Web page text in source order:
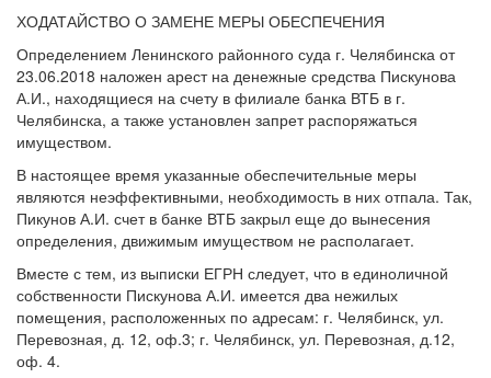
ХОДАТАЙСТВО О ЗАМЕНЕ МЕРЫ ОБЕСПЕЧЕНИЯ
Определением Ленинского районного суда г. Челябинска от
23.06.2018 наложен арест на денежные средства Пискунова
А.И., находящиеся на счету в филиале банка ВТБ в г.
Челябинска, а также установлен запрет распоряжаться
имуществом.
В настоящее время указанные обеспечительные меры
являются неэффективными, необходимость в них отпала. Так,
Пикунов А.И. счет в банке ВТБ закрыл еще до вынесения
определения, движимым имуществом не располагает.
Вместе с тем, из выписки ЕГРН следует, что в единоличной
собственности Пискунова А.И. имеется два нежилых
помещения, расположенных по адресам: г. Челябинск, ул.
Перевозная, д. 12, оф.3; г. Челябинск, ул. Перевозная, д.12,
оф. 4.